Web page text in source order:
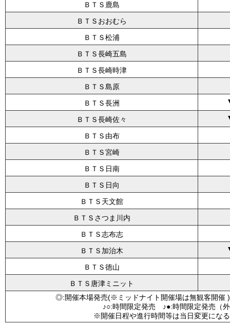
ＢＴＳ鹿島
ＢＴＳおおむら
ＢＴＳ松浦
ＢＴＳ長崎五島
ＢＴＳ長崎時津
ＢＴＳ島原
ＢＴＳ長洲
ＢＴＳ長崎佐々
ＢＴＳ由布
ＢＴＳ宮崎
ＢＴＳ日南
ＢＴＳ日向
ＢＴＳ天文館
ＢＴＳさつま川内
ＢＴＳ志布志
ＢＴＳ加治木
ＢＴＳ徳山
ＢＴＳ唐津ミニット
◎:開催本場発売(※ミッドナイト開催場は無観客
♪○:時間限定発売 ♪●:時間限定発売
※開催日程や進行時間等は当日変更にな